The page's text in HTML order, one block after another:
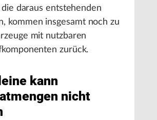
daraus entstehenden
kommen insgesamt noch zu
mit nutzbaren
zurück.
kann
nicht